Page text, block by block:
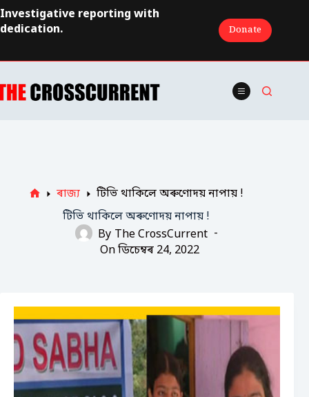
Skip
to
content
Investigative reporting with
dedication.
Donate
Home
ৰাজ্য
টিভি থাকিলে অৰুণোদয় নাপায় !
টিভি থাকিলে অৰুণোদয় নাপায় !
By The CrossCurrent
Onডিচেম্বৰ 24, 2022